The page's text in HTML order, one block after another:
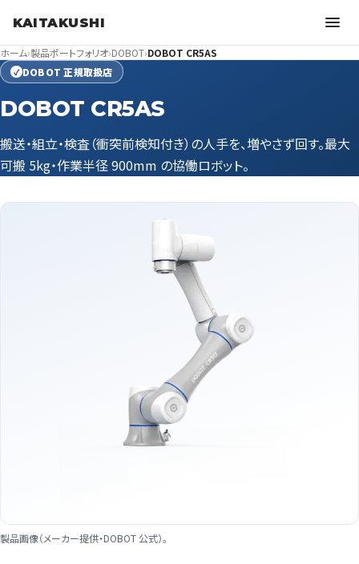
KAITAKUSHI
ホーム›製品ポートフォリオ›DOBOT›DOBOT CR5AS
✓ DOBOT 正規取扱店
DOBOT CR5AS
搬送・組立・検査（衝突前検知付き）の人手を、増やさず回す。最大
可搬 5kg・作業半径 900mm の協働ロボット。
製品画像（メーカー提供・DOBOT 公式）。